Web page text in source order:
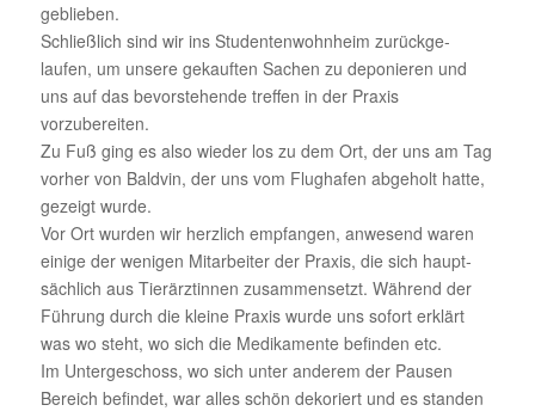
geblieben.
Schließ­lich sind wir ins Studen­ten­wohn­heim zurück­ge­
laufen, um unsere gekauften Sachen zu depo­nieren und
uns auf das bevor­ste­hende treffen in der Praxis
vorzubereiten.
Zu Fuß ging es also wieder los zu dem Ort, der uns am Tag
vorher von Baldvin, der uns vom Flug­hafen abge­holt hatte,
gezeigt wurde.
Vor Ort wurden wir herz­lich empfangen, anwe­send waren
einige der wenigen Mitar­beiter der Praxis, die sich haupt­
säch­lich aus Tier­ärz­tinnen zusam­men­setzt. Während der
Führung durch die kleine Praxis wurde uns sofort erklärt
was wo steht, wo sich die Medi­ka­mente befinden etc.
Im Unter­ge­schoss, wo sich unter anderem der Pausen
Bereich befindet, war alles schön deko­riert und es standen